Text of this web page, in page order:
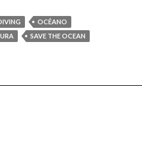
OCÉANO
SAVE THE OCEAN